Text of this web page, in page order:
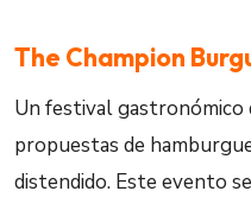
The Champion
Un festival gastronómico
propuestas de
distendido. Este evento